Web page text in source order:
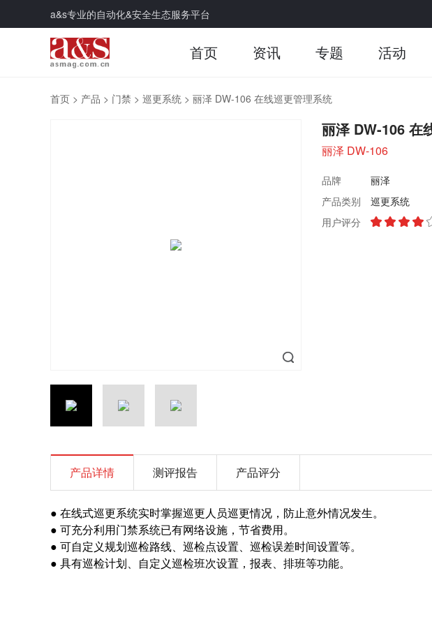
a&s专业的自动化&安全生态服务平台
首页 资讯 专题 活动
首页 > 产品 > 门禁 > 巡更系统 > 丽泽 DW-106 在线巡更管理系统
丽泽 DW-106 在
丽泽 DW-106
品牌
丽泽
产品类别
巡更系统
用户评分
产品详情 测评报告 产品评分
● 在线式巡更系统实时掌握巡更人员巡更情况，防止意外情况发生。
● 可充分利用门禁系统已有网络设施，节省费用。
● 可自定义规划巡检路线、巡检点设置、巡检误差时间设置等。
● 具有巡检计划、自定义巡检班次设置，报表、排班等功能。